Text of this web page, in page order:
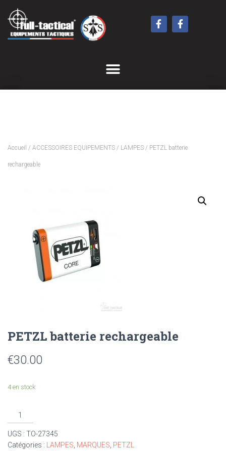
Accueil / ACCESSOIRES EQUIPEMENTS / LAMPES / PETZL batterie
rechargeable
PETZL batterie rechargeable
€30.00
4 en stock
UGS : TO-27345
Catégories :
LAMPES MARQUES PETZL